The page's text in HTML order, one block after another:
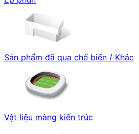
Sản phẩm đã qua chế biến / Khác
Vật liệu màng kiến trúc